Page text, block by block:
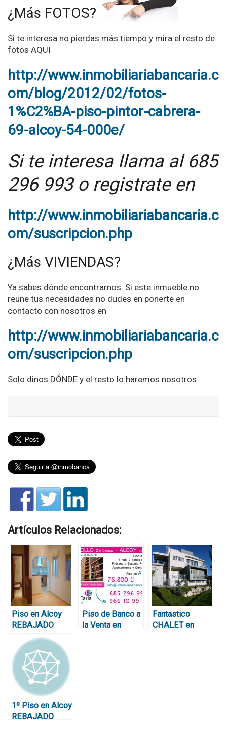
¿Más FOTOS?
Si te interesa no pierdas más tiempo y mira el resto de
fotos AQUI
http://www.inmobiliariabancaria.c
om/blog/2012/02/fotos-
1%C2%BA-piso-pintor-cabrera-
69-alcoy-54-000e/
Si te interesa llama al 685
296 993 o registrate en
http://www.inmobiliariabancaria.c
om/suscripcion.php
¿Más VIVIENDAS?
Ya sabes dónde encontrarnos. Si este inmueble no
reune tus necesidades no dudes en ponerte en
contacto con nosotros en
http://www.inmobiliariabancaria.c
om/suscripcion.php
Solo dinos DÓNDE y el resto lo haremos nosotros
Artículos Relacionados:
Piso en Alcoy
REBAJADO
42.000€
Reformado
Piso de Banco a
la Venta en
Fantastico
CHALET en
1º Piso en Alcoy
REBAJADO